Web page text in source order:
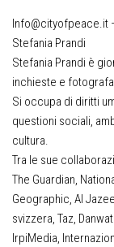
Info@cityofpeace.it
Stefania Prandi
Stefania Prandi è
inchieste e
Si occupa di diritti
questioni sociali,
cultura.
Tra le sue
The Guardian,
Geographic, Al
svizzera, Taz,
IrpiMedia,